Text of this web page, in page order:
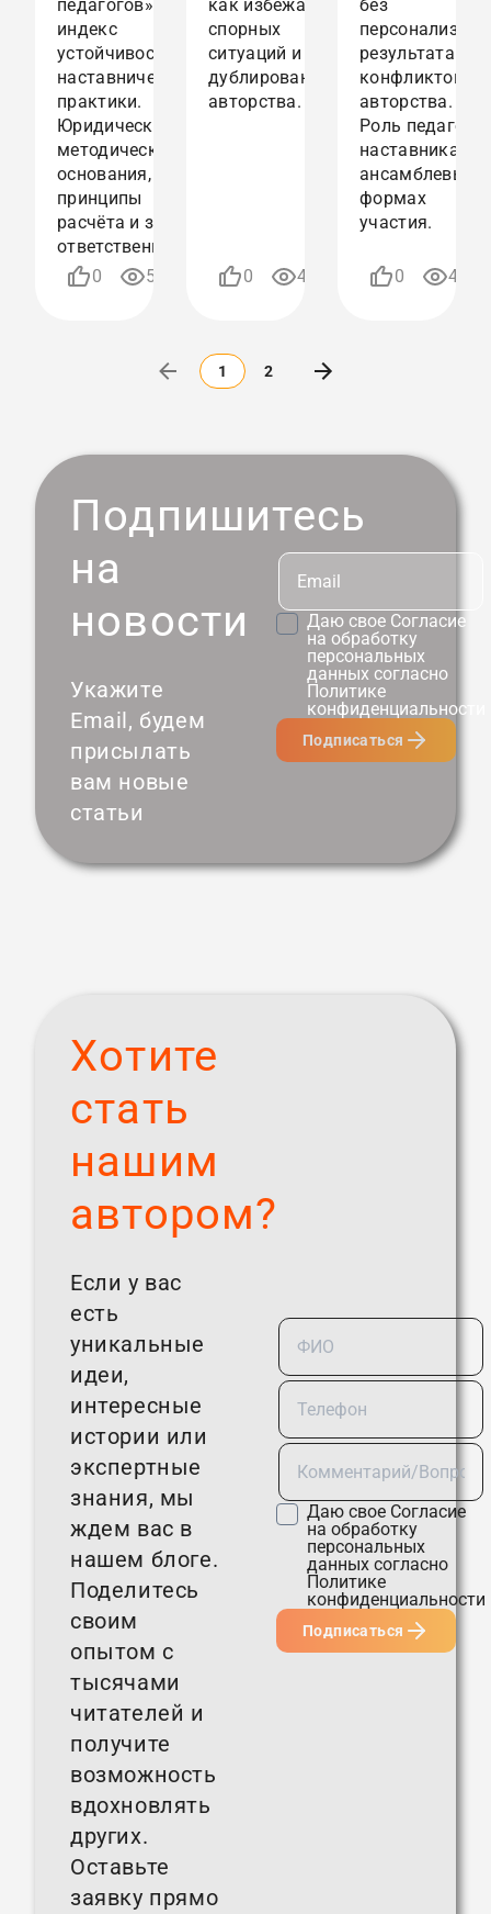
педагогов», а
индекс
устойчивости
наставнической
практики.
Юридические и
методические
основания,
принципы
расчёта и зона
ответственности.
0
584
06.03.2026
09:45
как избежать
спорных
ситуаций и
дублирования
авторства.
0 454
26.02.2026
10:48
без
результата и
конфликтов
авторства.
Роль педагога-
наставника в
ансамблевых
формах
участия.
0 407
1 2
Подпишитесь
на
новости
Укажите
Email, будем
присылать
вам новые
статьи
Даю свое Согласие
на обработку
персональных
данных согласно
Политике
конфиденциальности
Подписаться
Хотите
стать
нашим
автором?
Если у вас
есть
уникальные
идеи,
интересные
истории или
экспертные
знания, мы
ждем вас в
нашем блоге.
Поделитесь
своим
опытом с
тысячами
читателей и
получите
возможность
вдохновлять
других.
Оставьте
заявку прямо
Даю свое Согласие
на обработку
персональных
данных согласно
Политике
конфиденциальности
Подписаться